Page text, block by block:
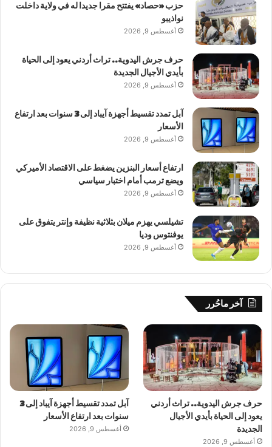
حزب «حصاد» يفتتح مقرا جديدا له في ولاية داخلت
نواذيبو
أغسطس 9, 2026
حرف جرش اليدوية.. تراث أردني يعود إلى الحياة
بأيدي الأجيال الجديدة
أغسطس 9, 2026
آبل تمدد تقسيط أجهزة آيباد إلى 3 سنوات بعد ارتفاع
الأسعار
أغسطس 9, 2026
ارتفاع أسعار البنزين يضغط على الاقتصاد الأميركي
ويضع ترمب أمام اختبار سياسي
أغسطس 9, 2026
تشيلسي يهزم ميلان بثلاثية نظيفة وإنتر يتفوق على
يوفنتوس وديا
أغسطس 9, 2026
آخر ماحُرر
حرف جرش اليدوية.. تراث أردني
يعود إلى الحياة بأيدي الأجيال
الجديدة
أغسطس 9, 2026
آبل تمدد تقسيط أجهزة آيباد إلى 3
سنوات بعد ارتفاع الأسعار
أغسطس 9, 2026